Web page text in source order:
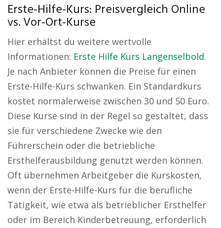
Erste-Hilfe-Kurs: Preisvergleich Online
vs. Vor-Ort-Kurse
Hier erhältst du weitere wertvolle
Informationen: Erste Hilfe Kurs Langenselbold.
Je nach Anbieter können die Preise für einen
Erste-Hilfe-Kurs schwanken. Ein Standardkurs
kostet normalerweise zwischen 30 und 50 Euro.
Diese Kurse sind in der Regel so gestaltet, dass
sie für verschiedene Zwecke wie den
Führerschein oder die betriebliche
Ersthelferausbildung genutzt werden können.
Oft übernehmen Arbeitgeber die Kurskosten,
wenn der Erste-Hilfe-Kurs für die berufliche
Tätigkeit, wie etwa als betrieblicher Ersthelfer
oder im Bereich Kinderbetreuung, erforderlich